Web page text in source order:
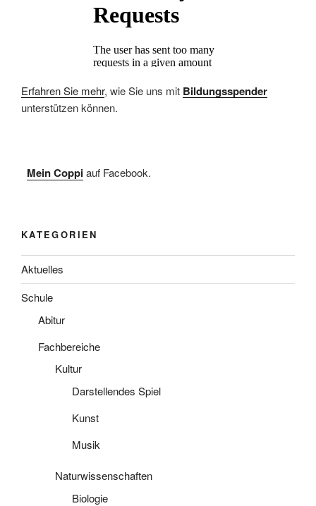
Erfahren Sie mehr, wie Sie uns mit Bildungsspender
unterstützen können.
Mein Coppiauf Facebook.
KATEGORIEN
Aktuelles
Schule
Abitur
Fachbereiche
Kultur
Darstellendes Spiel
Kunst
Musik
Naturwissenschaften
Biologie